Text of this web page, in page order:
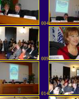
004
009
014